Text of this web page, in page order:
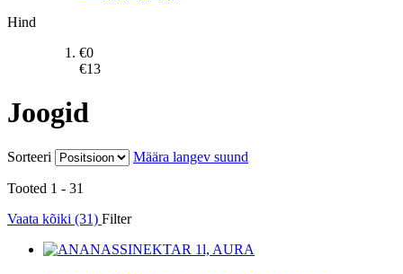
Hind
€0
€13
Joogid
Sorteeri Määra langev suund
Tooted 1 - 31
Vaata kõiki (31) Filter